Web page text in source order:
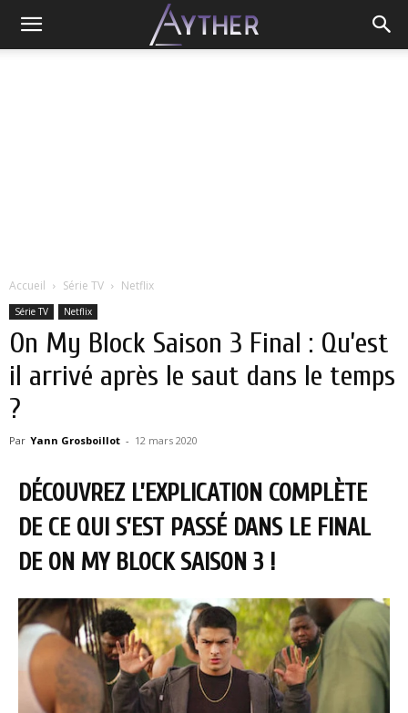
Accueil Série TV Netflix
Série TV Netflix
On My Block Saison 3 Final : Qu’est
il arrivé après le saut dans le temps
?
Par Yann Grosboillot - 12 mars 2020
DÉCOUVREZ L’EXPLICATION COMPLÈTE
DE CE QUI S’EST PASSÉ DANS LE FINAL
DE ON MY BLOCK SAISON 3 !